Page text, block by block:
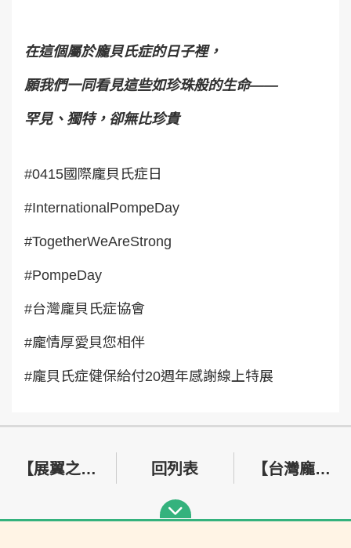
在這個屬於龐貝氏症的日子裡，
願我們一同看見這些如珍珠般的生命——
罕見、獨特，卻無比珍貴
#0415國際龐貝氏症日
#InternationalPompeDay
#TogetherWeAreStrong
#PompeDay
#台灣龐貝氏症協會
#龐情厚愛貝您相伴
#龐貝氏症健保給付20週年感謝線上特展
【展翼之後，我們願成為光——獻給 0415 International Pompe Day】 回列表 【台灣龐貝氏症協會】拾光同行，愛不缺席——10 週年感恩慶生會圓滿落幕